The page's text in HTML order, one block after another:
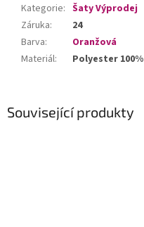
Související produkty
Kategorie: Šaty Výprodej
Záruka:
24
Barva:
Oranžová
Materiál: Polyester 100%